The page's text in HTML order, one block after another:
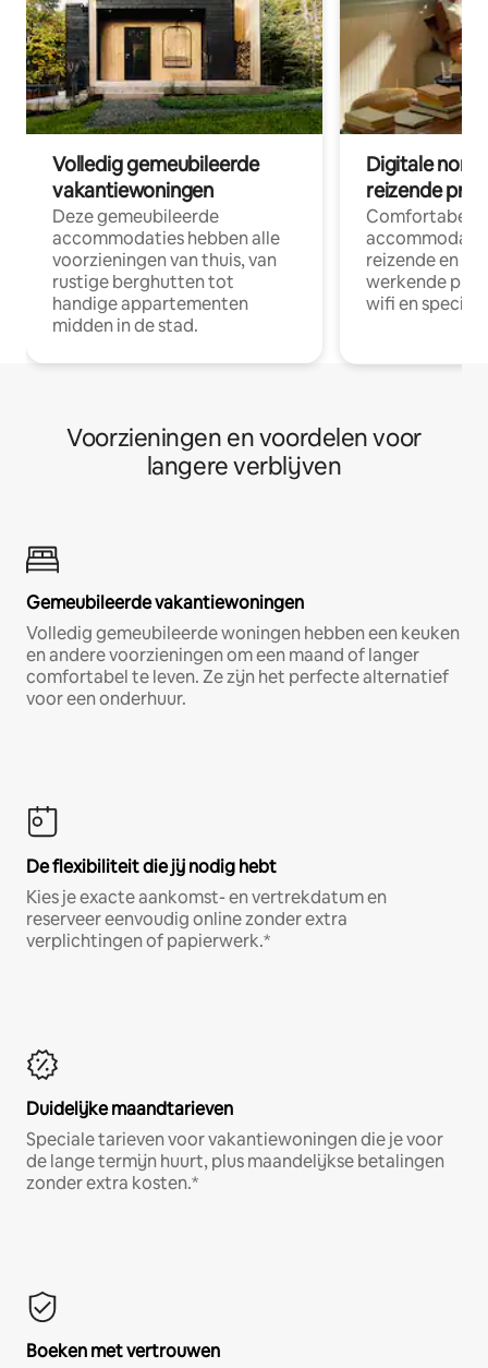
Volledig gemeubileerde
vakantiewoningen
Deze gemeubileerde
accommodaties hebben alle
voorzieningen van thuis, van
rustige berghutten tot
handige appartementen
midden in de stad.
Digitale
reizende
Comfortabele
reizende en
werkende
wifi en
Voorzieningen en voordelen voor
langere verblijven
Gemeubileerde vakantiewoningen
Volledig gemeubileerde woningen hebben een keuken
en andere voorzieningen om een maand of langer
comfortabel te leven. Ze zijn het perfecte alternatief
voor een onderhuur.
De flexibiliteit die jij nodig hebt
Kies je exacte aankomst- en vertrekdatum en
reserveer eenvoudig online zonder extra
verplichtingen of papierwerk.*
Duidelijke maandtarieven
Speciale tarieven voor vakantiewoningen die je voor
de lange termijn huurt, plus maandelijkse betalingen
zonder extra kosten.*
Boeken met vertrouwen